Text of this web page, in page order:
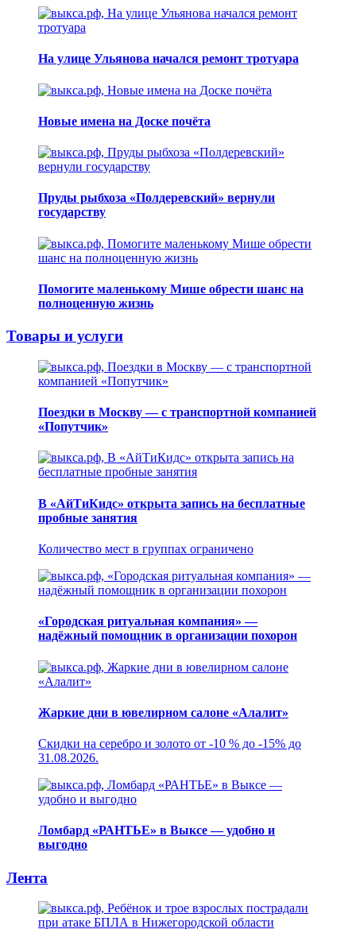
На улице Ульянова начался ремонт тротуара
Новые имена на Доске почёта
Пруды рыбхоза «Полдеревский» вернули
государству
Помогите маленькому Мише обрести шанс на
полноценную жизнь
Товары и услуги
Поездки в Москву — с транспортной компанией
«Попутчик»
В «АйТиКидс» открыта запись на бесплатные
пробные занятия
Количество мест в группах ограничено
«Городская ритуальная компания» —
надёжный помощник в организации похорон
Жаркие дни в ювелирном салоне «Алалит»
Скидки на серебро и золото от -10 % до -15% до
31.08.2026.
Ломбард «РАНТЬЕ» в Выксе — удобно и
выгодно
Лента